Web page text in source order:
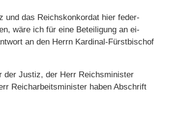
und das Reichskonkordat hier feder-
wäre ich für eine Beteiligung an ei-
an den Herrn Kardinal-Fürstbischof
der Justiz, der Herr Reichsminister
Reicharbeitsminister haben Abschrift